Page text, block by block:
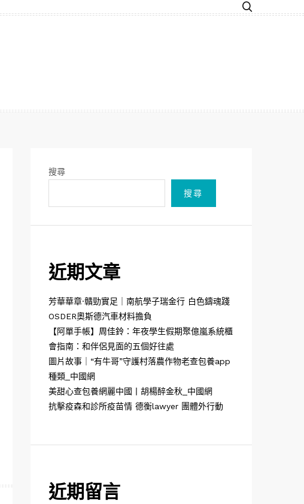
搜尋
搜尋
近期文章
芳華華章·贛勁實足｜南航學子瑞金行 白色鑄魂踐
OSDER奧斯德汽車材料擔負
【阿單手帳】周佳鈴：年夜學生假期聚億嵐系統櫃
會指南：和伴侶見面的五個好往處
圖片故事｜“有牛哥”守護村落農作物老查包養app
種類_中國網
美甜心查包養網麗中國丨胡楊醉金秋_中國網
抗擊疫森和診所疫苗情 德衡lawyer 團體外行動
近期留言